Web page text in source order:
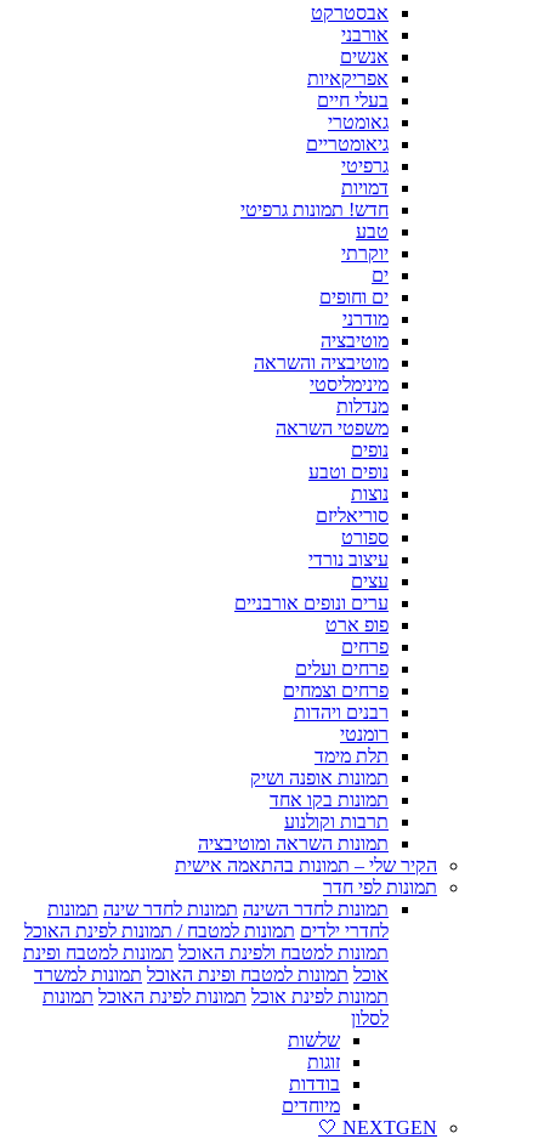
אבסטרקט
אורבני
אנשים
אפריקאיות
בעלי חיים
גאומטרי
גיאומטריים
גרפיטי
דמויות
חדש! תמונות גרפיטי
טבע
יוקרתי
ים
ים וחופים
מודרני
מוטיבציה
מוטיבציה והשראה
מינימליסטי
מנדלות
משפטי השראה
נופים
נופים וטבע
נוצות
סוריאליזם
ספורט
עיצוב נורדי
עצים
ערים ונופים אורבניים
פופ ארט
פרחים
פרחים ועלים
פרחים וצמחים
רבנים ויהדות
רומנטי
תלת מימד
תמונות אופנה ושיק
תמונות בקו אחד
תרבות וקולנוע
תמונות השראה ומוטיבציה
הקיר שלי – תמונות בהתאמה אישית
תמונות לפי חדר
תמונות לחדר השינה תמונות לחדר שינה תמונות
לחדרי ילדים תמונות למטבח / תמונות לפינת האוכל
תמונות למטבח ולפינת האוכל תמונות למטבח ופינת
אוכל תמונות למטבח ופינת האוכל תמונות למשרד
תמונות לפינת אוכל תמונות לפינת האוכל תמונות
לסלון
שלשות
זוגות
בודדות
מיוחדים
NEXTGEN 🤍